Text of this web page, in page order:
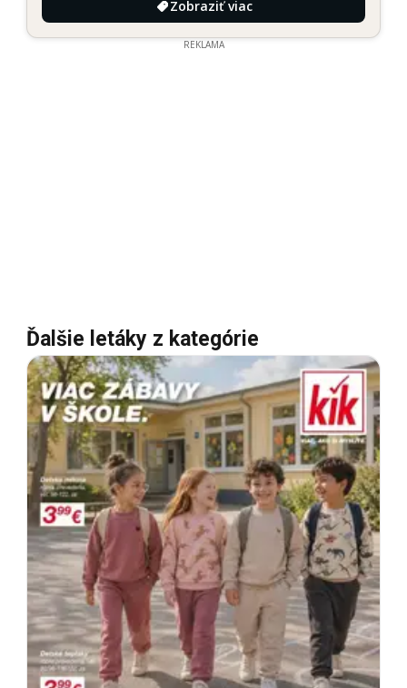
Zobraziť viac
REKLAMA
Ďalšie letáky z kategórie